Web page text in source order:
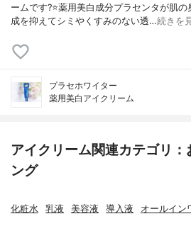
ームです?⭐薬用美白成分プラセンタが肌
成を抑えてシミやくすみのない透…続きを
プラセホワイター
薬用美白アイクリーム
アイクリーム関連カテゴリ
ング
化粧水 乳液 美容液 導入液 オールイン